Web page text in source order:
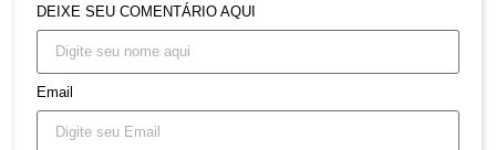
DEIXE SEU COMENTÁRIO AQUI
Email